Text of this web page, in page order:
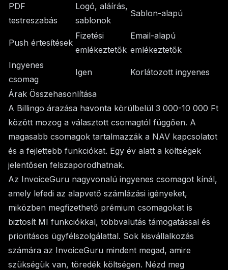
PDF
testreszabás
Logó, aláírás,
sablonok
Sablon-alapú
Push értesítések
Fizetési
emlékeztetők
Email-alapú
emlékeztetők
Ingyenes
csomag
Igen Korlátozott ingyenes
Árak Összehasonlítása
A Billingo árazása havonta körülbelül 3 000-10 000 Ft
között mozog a választott csomagtól függően. A
magasabb csomagok tartalmazzák a NAV kapcsolatot
és a fejlettebb funkciókat. Egy év alatt a költségek
jelentősen felszaporodhatnak.
Az InvoiceGuru nagyvonalú ingyenes csomagot kínál,
amely lefedi az alapvető számlázási igényeket,
miközben megfizethető prémium csomagokat is
biztosít MI funkciókkal, többvalutás támogatással és
prioritásos ügyfélszolgálattal. Sok kisvállalkozás
számára az InvoiceGuru mindent megad, amire
szükségük van, töredék költségen. Nézd meg